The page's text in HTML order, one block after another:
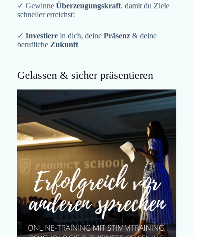
✓ Gewinne Überzeugungskraft, damit du Ziele
schneller erreichst!
✓ Investiere in dich, deine Präsenz & deine
berufliche Zukunft
Gelassen & sicher präsentieren